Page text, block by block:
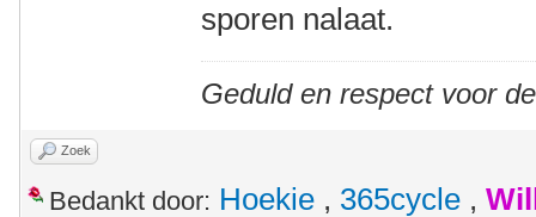
sporen nalaat.
Geduld en respect voor
Zoek
Bedankt door: Hoekie , 365cycle ,